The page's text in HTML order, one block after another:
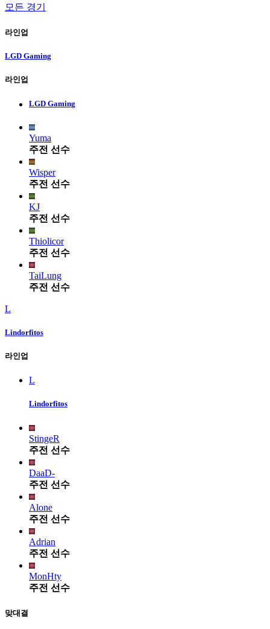
모든 경기
라인업
LGD Gaming
라인업
LGD Gaming
Yuma
주전 선수
Wisper
주전 선수
KJ
주전 선수
Thiolicor
주전 선수
TaiLung
주전 선수
L
Lindorfitos
라인업
L
Lindorfitos
StingeR
주전 선수
DaaD-
주전 선수
Alone
주전 선수
Adrian
주전 선수
MonHty
주전 선수
맞대결